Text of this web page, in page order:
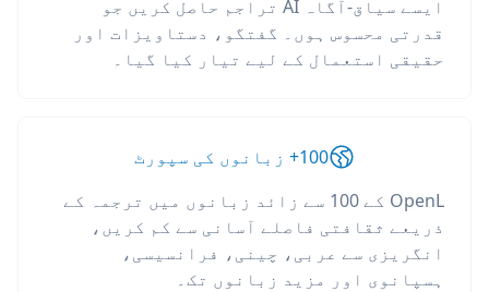
ایسے سیاق-آگاہ AI تراجم حاصل کریں جو
قدرتی محسوس ہوں۔ گفتگو، دستاویزات اور
حقیقی استعمال کے لیے تیار کیا گیا۔
100+ زبانوں کی سپورٹ
OpenL کے 100 سے زائد زبانوں میں ترجمہ کے
ذریعے ثقافتی فاصلے آسانی سے کم کریں،
انگریزی سے عربی، چینی، فرانسیسی،
ہسپانوی اور مزید زبانوں تک۔